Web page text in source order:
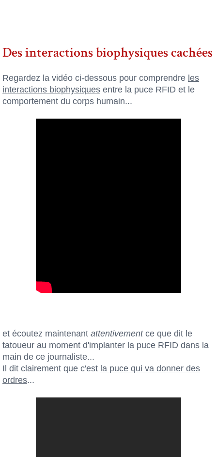
Des interactions biophysiques cachées
Regardez la vidéo ci-dessous pour comprendre les
interactions biophysiques entre la puce RFID et le
comportement du corps humain...
et écoutez maintenant attentivementce que dit le
tatoueur au moment d'implanter la puce RFID dans la
main de ce journaliste...
Il dit clairement que c'est la puce qui va donner des
ordres...